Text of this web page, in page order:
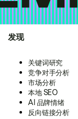
发现
关键词研究
竞争对手分析
市场分析
本地 SEO
AI 品牌情绪
反向链接分析